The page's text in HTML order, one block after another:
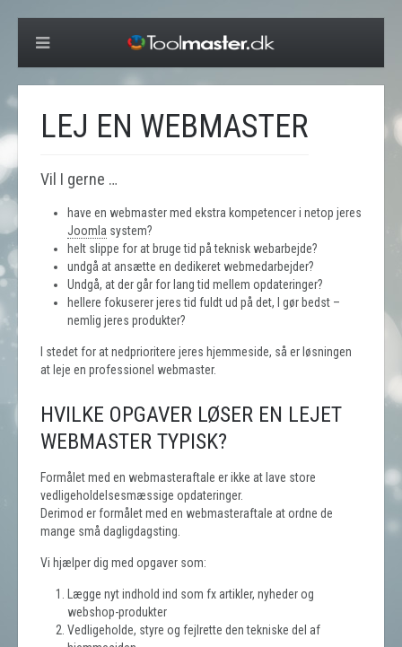
LEJ EN WEBMASTER
Vil I gerne …
have en webmaster med ekstra kompetencer i netop jeres
Joomla system?
helt slippe for at bruge tid på teknisk webarbejde?
undgå at ansætte en dedikeret webmedarbejder?
Undgå, at der går for lang tid mellem opdateringer?
hellere fokuserer jeres tid fuldt ud på det, I gør bedst –
nemlig jeres produkter?
I stedet for at nedprioritere jeres hjemmeside, så er løsningen
at leje en professionel webmaster.
HVILKE OPGAVER LØSER EN LEJET
WEBMASTER TYPISK?
Formålet med en webmasteraftale er ikke at lave store
vedligeholdelsesmæssige opdateringer.
Derimod er formålet med en webmasteraftale at ordne de
mange små dagligdagsting.
Vi hjælper dig med opgaver som:
Lægge nyt indhold ind som fx artikler, nyheder og
webshop-produkter
Vedligeholde, styre og fejlrette den tekniske del af